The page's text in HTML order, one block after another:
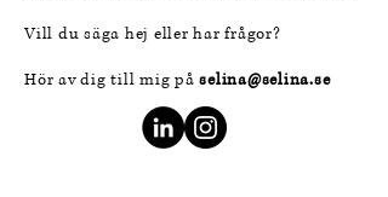
Vill du säga hej eller har frågor?
Hör av dig till mig påselina@selina.se